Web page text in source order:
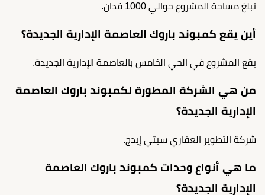
تبلغ مساحة المشروع حوالي 1000 فدان.
أين يقع كمبوند باروك العاصمة الإدارية الجديدة؟
يقع المشروع في الحي الخامس بالعاصمة الإدارية الجديدة.
من هي الشركة المطورة لكمبوند باروك العاصمة
الإدارية الجديدة؟
شركة التطوير العقاري سيتي إيدج.
ما هي أنواع وحدات كمبوند باروك العاصمة
الإدارية الجديدة؟